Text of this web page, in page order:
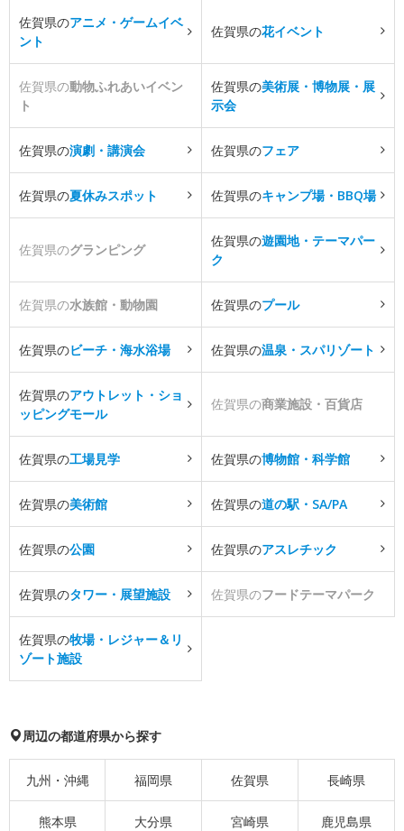
佐賀県のアニメ・ゲームイベ
ント
佐賀県の花イベント
佐賀県の動物ふれあいイベン
ト
佐賀県の美術展・博物展・展
示会
佐賀県の演劇・講演会 佐賀県のフェア
佐賀県の夏休みスポット 佐賀県のキャンプ場・BBQ場
佐賀県のグランピング
佐賀県の遊園地・テーマパー
ク
佐賀県の水族館・動物園 佐賀県のプール
佐賀県のビーチ・海水浴場 佐賀県の温泉・スパリゾート
佐賀県のアウトレット・ショ
ッピングモール
佐賀県の商業施設・百貨店
佐賀県の工場見学 佐賀県の博物館・科学館
佐賀県の美術館 佐賀県の道の駅・SA/PA
佐賀県の公園 佐賀県のアスレチック
佐賀県のタワー・展望施設 佐賀県のフードテーマパーク
佐賀県の牧場・レジャー＆リ
ゾート施設
周辺の都道府県から探す
九州・沖縄 福岡県 佐賀県 長崎県
熊本県 大分県 宮崎県 鹿児島県